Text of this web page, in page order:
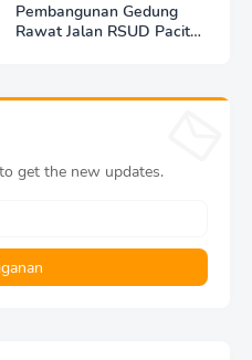
Pembangunan Gedung
Rawat Jalan RSUD Pacitan
get the new updates.